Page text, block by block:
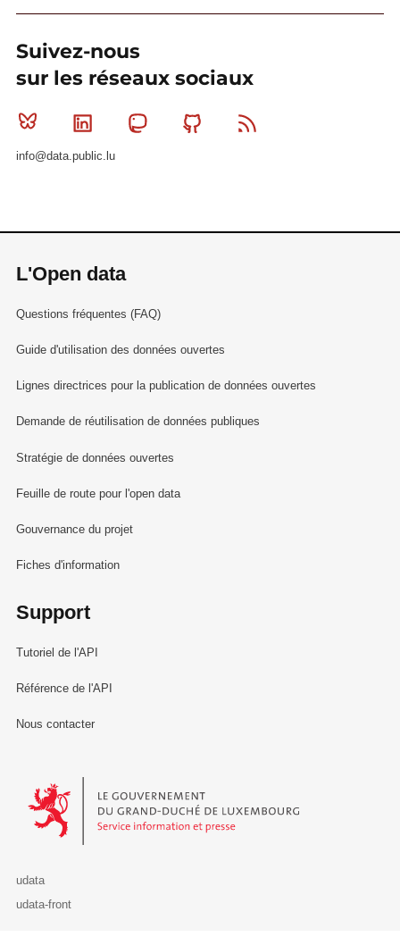
Suivez-nous
sur les réseaux sociaux
Bluesky Linkedin MastodonGithub
info@data.public.lu
L'Open data
Questions fréquentes (FAQ)
Guide d'utilisation des données ouvertes
Lignes directrices pour la publication de données ouvertes
Demande de réutilisation de données publiques
Stratégie de données ouvertes
Feuille de route pour l'open data
Gouvernance du projet
Fiches d'information
Support
Tutoriel de l'API
Référence de l'API
Nous contacter
Le Gouvernement du Grand-Duché de Luxembourg - Service
udata
udata-front